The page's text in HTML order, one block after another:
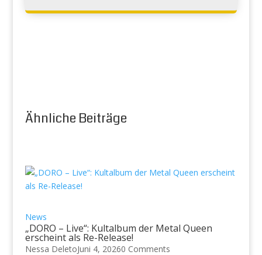
Ähnliche Beiträge
News
„DORO – Live“: Kultalbum der Metal Queen
erscheint als Re-Release!
Nessa DeletoJuni 4, 20260 Comments